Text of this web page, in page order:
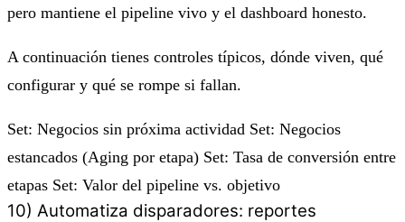
pero mantiene el pipeline vivo y el dashboard honesto.
A continuación tienes controles típicos, dónde viven, qué
configurar y qué se rompe si fallan.
Set: Negocios sin próxima actividad Set: Negocios
estancados (Aging por etapa) Set: Tasa de conversión entre
etapas Set: Valor del pipeline vs. objetivo
10) Automatiza disparadores: reportes